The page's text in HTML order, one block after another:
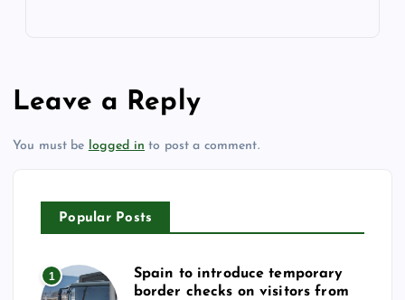
Leave a Reply
You must be logged in to post a comment.
Popular Posts
1
Spain to introduce temporary
border checks on visitors from